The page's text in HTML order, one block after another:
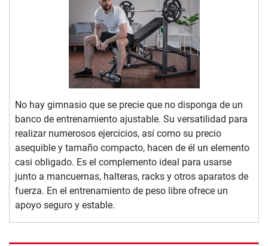
No hay gimnasio que se precie que no disponga de un
banco de entrenamiento ajustable. Su versatilidad para
realizar numerosos ejercicios, así como su precio
asequible y tamaño compacto, hacen de él un elemento
casi obligado. Es el complemento ideal para usarse
junto a mancuernas, halteras, racks y otros aparatos de
fuerza. En el entrenamiento de peso libre ofrece un
apoyo seguro y estable.